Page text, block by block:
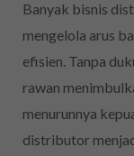
Banyak bisnis
mengelola arus
efisien. Tanpa
rawan
menurunnya
distributor